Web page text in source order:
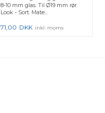
8-10 mm glas. Til Ø19 mm rør.
Look - Sort. Mate...
71,00 DKK inkl. moms